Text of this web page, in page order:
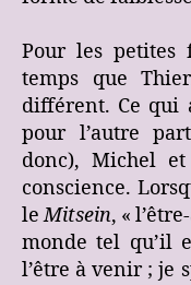
Pour les petites
temps que
différent. Ce qui
pour l’autre
donc), Michel
conscience.
leMitsein, «
monde tel qu’il
l’être à venir ; je